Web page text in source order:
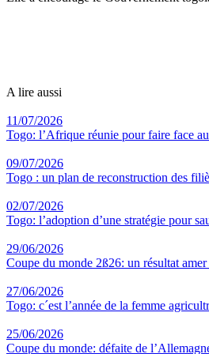
A lire aussi
11/07/2026
Togo: l’Afrique réunie pour faire face
09/07/2026
Togo : un plan de reconstruction des
02/07/2026
Togo: l’adoption d’une stratégie pour
29/06/2026
Coupe du monde 2ß26: un résultat
27/06/2026
Togo: c´est l’année de la femme
25/06/2026
Coupe du monde: défaite de